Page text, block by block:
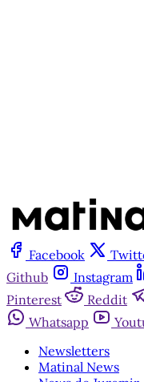
Facebook
Github
Instagram
Pinterest
Reddit
Whatsapp
Newsletters
Matinal News